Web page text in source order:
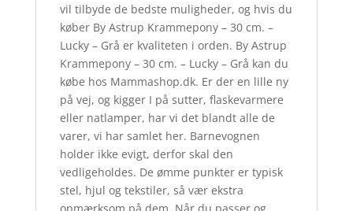
vil tilbyde de bedste muligheder, og hvis du
køber By Astrup Krammepony – 30 cm. –
Lucky – Grå er kvaliteten i orden. By Astrup
Krammepony – 30 cm. – Lucky – Grå kan du
købe hos Mammashop.dk. Er der en lille ny
på vej, og kigger I på sutter, flaskevarmere
eller natlamper, har vi det blandt alle de
varer, vi har samlet her. Barnevognen
holder ikke evigt, derfor skal den
vedligeholdes. De ømme punkter er typisk
stel, hjul og tekstiler, så vær ekstra